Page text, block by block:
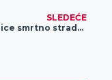
SLEDEĆE
Jedno lice smrtno stradalo, dva povređena